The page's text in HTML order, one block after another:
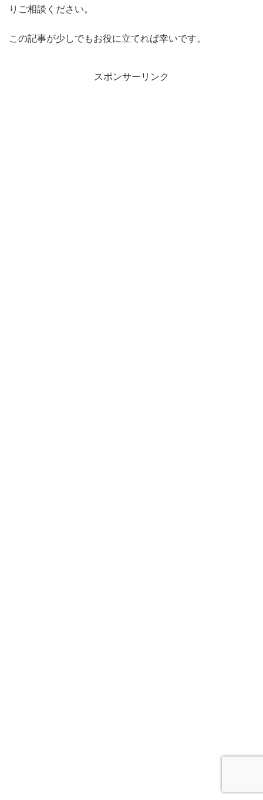
りご相談ください。
この記事が少しでもお役に立てれば幸いです。
スポンサーリンク